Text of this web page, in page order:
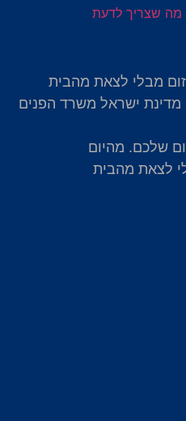
מבלי לצאת מהבית
מדינת ישראל משרד הפנים
שלכם. מהיום
לצאת מהבית